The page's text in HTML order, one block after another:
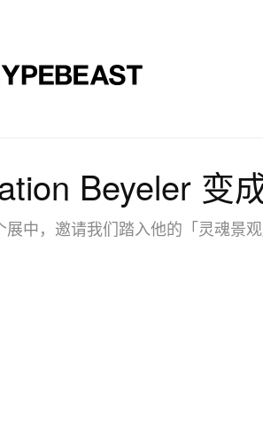
Beyeler 变
中，邀请我们踏入他的「灵魂景观